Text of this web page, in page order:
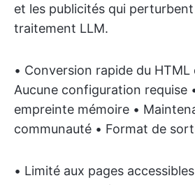
et les publicités qui
traitement LLM.
• Conversion rapide du
Aucune configuration requise
empreinte mémoire •
communauté • Format de
• Limité aux pages